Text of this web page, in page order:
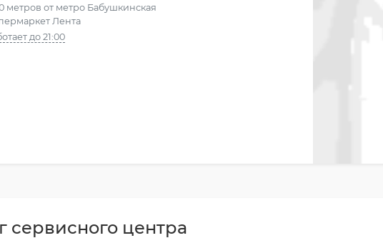
метров от метро Бабушкинская
Лента
до 21:00
сервисного центра